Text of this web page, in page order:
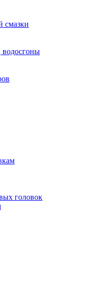
смазки
водосгоны
головок